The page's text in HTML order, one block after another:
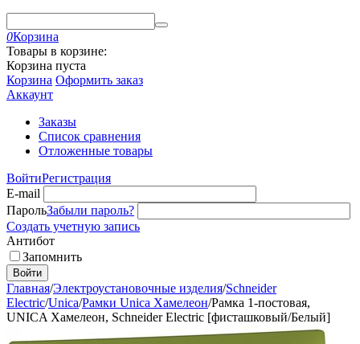
0Корзина
Товары в корзине:
Корзина пуста
Корзина Оформить заказ
Аккаунт
Заказы
Список сравнения
Отложенные товары
ВойтиРегистрация
E-mail
ПарольЗабыли пароль?
Создать учетную запись
Антибот
Запомнить
Войти
Главная/Электроустановочные изделия/Schneider
Electric/Unica/Рамки Unica Хамелеон/Рамка 1-постовая,
UNICA Хамелеон, Schneider Electric [фисташковый/Белый]